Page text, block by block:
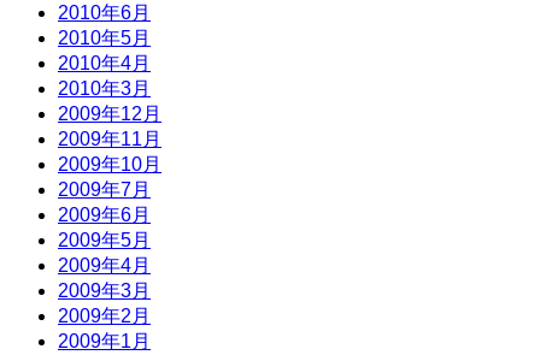
2010年6月
2010年5月
2010年4月
2010年3月
2009年12月
2009年11月
2009年10月
2009年7月
2009年6月
2009年5月
2009年4月
2009年3月
2009年2月
2009年1月